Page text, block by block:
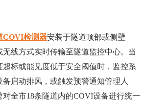
COVI检测器安装于隧道顶部或侧壁
无线方式实时传输至隧道监控中心。当
标或能见度低于安全阈值时，监控系
启动排风，或触发预警通知管理人
对全市18条隧道内的COVI设备进行统一